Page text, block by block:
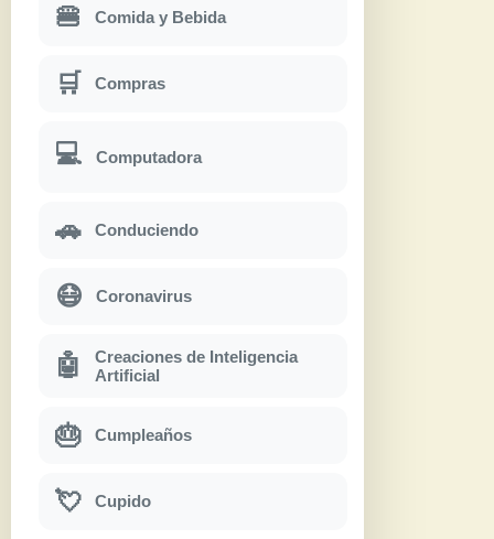
🍔 Comida y Bebida
🛒 Compras
💻 Computadora
🚗 Conduciendo
😷 Coronavirus
🤖
Creaciones de Inteligencia
Artificial
🎂 Cumpleaños
💘 Cupido